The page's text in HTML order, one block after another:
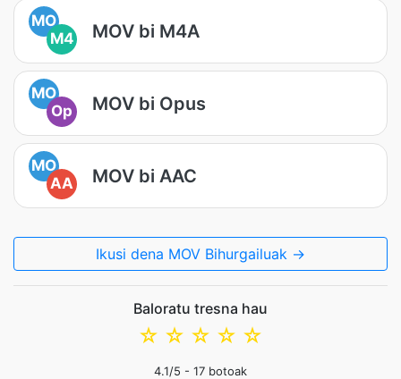
MO
M4
MOV bi M4A
MO
Op
MOV bi Opus
MO
AA
MOV bi AAC
Ikusi dena MOV Bihurgailuak →
Baloratu tresna hau
☆
☆
☆
☆
☆
4.1/5 - 17 botoak